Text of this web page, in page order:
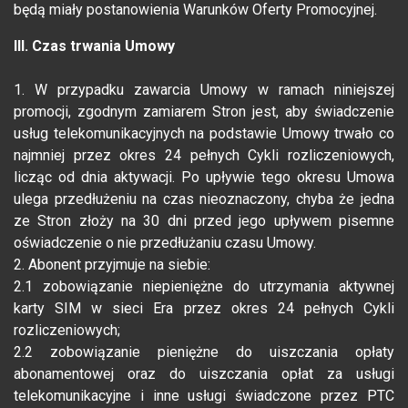
będą miały postanowienia Warunków Oferty Promocyjnej.
III. Czas trwania Umowy
1. W przypadku zawarcia Umowy w ramach niniejszej
promocji, zgodnym zamiarem Stron jest, aby świadczenie
usług telekomunikacyjnych na podstawie Umowy trwało co
najmniej przez okres 24 pełnych Cykli rozliczeniowych,
licząc od dnia aktywacji. Po upływie tego okresu Umowa
ulega przedłużeniu na czas nieoznaczony, chyba że jedna
ze Stron złoży na 30 dni przed jego upływem pisemne
oświadczenie o nie przedłużaniu czasu Umowy.
2. Abonent przyjmuje na siebie:
2.1 zobowiązanie niepieniężne do utrzymania aktywnej
karty SIM w sieci Era przez okres 24 pełnych Cykli
rozliczeniowych;
2.2 zobowiązanie pieniężne do uiszczania opłaty
abonamentowej oraz do uiszczania opłat za usługi
telekomunikacyjne i inne usługi świadczone przez PTC